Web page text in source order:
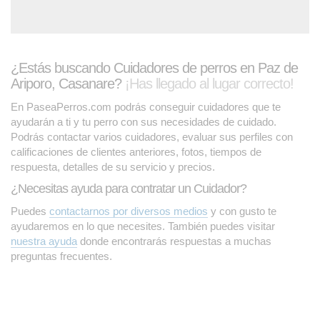
¿Estás buscando Cuidadores de perros en Paz de
Ariporo, Casanare? ¡Has llegado al lugar correcto!
En PaseaPerros.com podrás conseguir cuidadores que te
ayudarán a ti y tu perro con sus necesidades de cuidado.
Podrás contactar varios cuidadores, evaluar sus perfiles con
calificaciones de clientes anteriores, fotos, tiempos de
respuesta, detalles de su servicio y precios.
¿Necesitas ayuda para contratar un Cuidador?
Puedes contactarnos por diversos medios y con gusto te
ayudaremos en lo que necesites. También puedes visitar
nuestra ayuda donde encontrarás respuestas a muchas
preguntas frecuentes.